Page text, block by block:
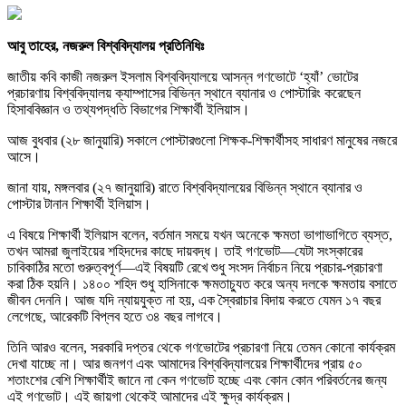
আবু তাহের, নজরুল বিশ্ববিদ্যালয় প্রতিনিধিঃ
জাতীয় কবি কাজী নজরুল ইসলাম বিশ্ববিদ্যালয়ে আসন্ন গণভোটে ‘হ্যাঁ’ ভোটের
প্রচারণায় বিশ্ববিদ্যালয় ক্যাম্পাসের বিভিন্ন স্থানে ব্যানার ও পোস্টারিং করেছেন
হিসাববিজ্ঞান ও তথ্যপদ্ধতি বিভাগের শিক্ষার্থী ইলিয়াস।
আজ বুধবার (২৮ জানুয়ারি) সকালে পোস্টারগুলো শিক্ষক-শিক্ষার্থীসহ সাধারণ মানুষের নজরে
আসে।
জানা যায়, মঙ্গলবার (২৭ জানুয়ারি) রাতে বিশ্ববিদ্যালয়ের বিভিন্ন স্থানে ব্যানার ও
পোস্টার টানান শিক্ষার্থী ইলিয়াস।
এ বিষয়ে শিক্ষার্থী ইলিয়াস বলেন, বর্তমান সময়ে যখন অনেকে ক্ষমতা ভাগাভাগিতে ব্যস্ত,
তখন আমরা জুলাইয়ের শহিদদের কাছে দায়বদ্ধ। তাই গণভোট—যেটা সংস্কারের
চাবিকাঠির মতো গুরুত্বপূর্ণ—এই বিষয়টি রেখে শুধু সংসদ নির্বাচন নিয়ে প্রচার-প্রচারণা
করা ঠিক হয়নি। ১৪০০ শহিদ শুধু হাসিনাকে ক্ষমতাচ্যুত করে অন্য দলকে ক্ষমতায় বসাতে
জীবন দেননি। আজ যদি ন্যায়যুক্ত না হয়, এক স্বৈরাচার বিদায় করতে যেমন ১৭ বছর
লেগেছে, আরেকটি বিপ্লব হতে ৩৪ বছর লাগবে।
তিনি আরও বলেন, সরকারি দপ্তর থেকে গণভোটের প্রচারণা নিয়ে তেমন কোনো কার্যক্রম
দেখা যাচ্ছে না। আর জনগণ এবং আমাদের বিশ্ববিদ্যালয়ের শিক্ষার্থীদের প্রায় ৫০
শতাংশের বেশি শিক্ষার্থীই জানে না কেন গণভোট হচ্ছে এবং কোন কোন পরিবর্তনের জন্য
এই গণভোট। এই জায়গা থেকেই আমাদের এই ক্ষুদ্র কার্যক্রম।